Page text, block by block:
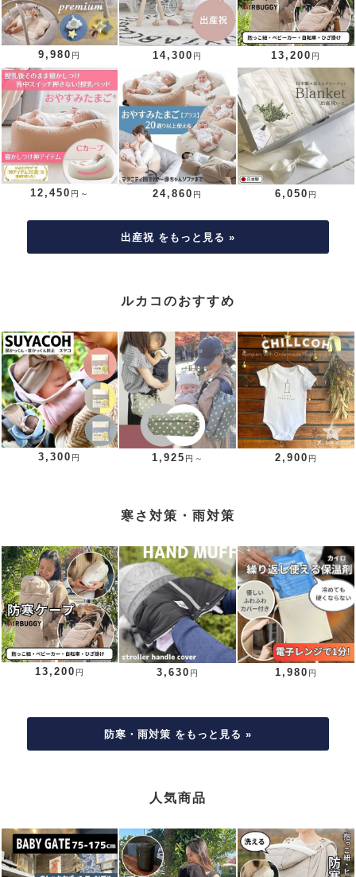
9,980 円 14,300 円 13,200 円
12,450 円～ 24,860 円 6,050 円
出産祝 をもっと見る »
ルカコのおすすめ
3,300 円 1,925 円～ 2,900 円
寒さ対策・雨対策
13,200 円 3,630 円 1,980 円
防寒・雨対策 をもっと見る »
人気商品